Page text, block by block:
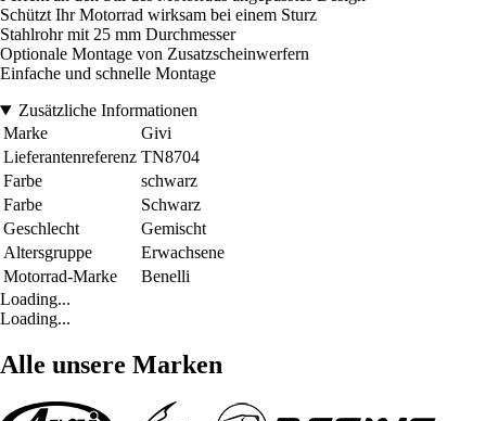
Schützt Ihr Motorrad wirksam bei einem Sturz
Stahlrohr mit 25 mm Durchmesser
Optionale Montage von Zusatzscheinwerfern
Einfache und schnelle Montage
Zusätzliche Informationen
Marke
Givi
Lieferantenreferenz TN8704
Farbe
schwarz
Farbe
Schwarz
Geschlecht
Gemischt
Altersgruppe
Erwachsene
Motorrad-Marke
Benelli
Loading...
Loading...
Alle unsere Marken